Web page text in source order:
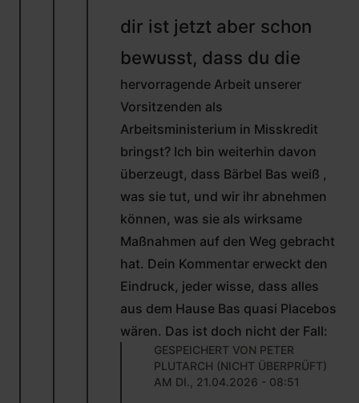
AUF
BERND
(NICHT
ÜBERPRÜFT)
dir ist jetzt aber schon
bewusst, dass du die
hervorragende Arbeit unserer
Vorsitzenden als
Arbeitsministerium in Misskredit
bringst? Ich bin weiterhin davon
überzeugt, dass Bärbel Bas weiß ,
was sie tut, und wir ihr abnehmen
können, was sie als wirksame
Maßnahmen auf den Weg gebracht
hat. Dein Kommentar erweckt den
Eindruck, jeder wisse, dass alles
aus dem Hause Bas quasi Placebos
wären. Das ist doch nicht der Fall:
GESPEICHERT VON PETER
PLUTARCH (NICHT ÜBERPRÜFT)
AM DI., 21.04.2026 - 08:51